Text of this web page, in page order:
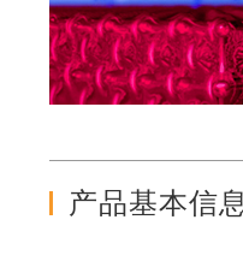
产品基本信